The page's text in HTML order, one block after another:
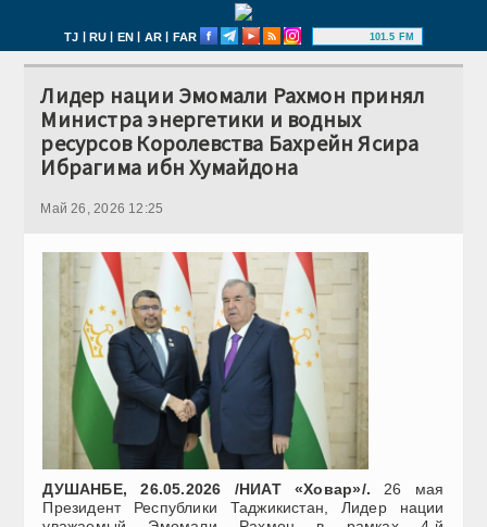
TJ | RU | EN | AR | FAR 101.5 FM
Лидер нации Эмомали Рахмон принял
Министра энергетики и водных
ресурсов Королевства Бахрейн Ясира
Ибрагима ибн Хумайдона
Май 26, 2026 12:25
ДУШАНБЕ, 26.05.2026 /НИАТ «Ховар»/. 26 мая
Президент Республики Таджикистан, Лидер нации